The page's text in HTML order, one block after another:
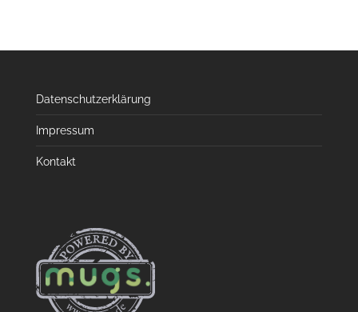
Datenschutzerklärung
Impressum
Kontakt